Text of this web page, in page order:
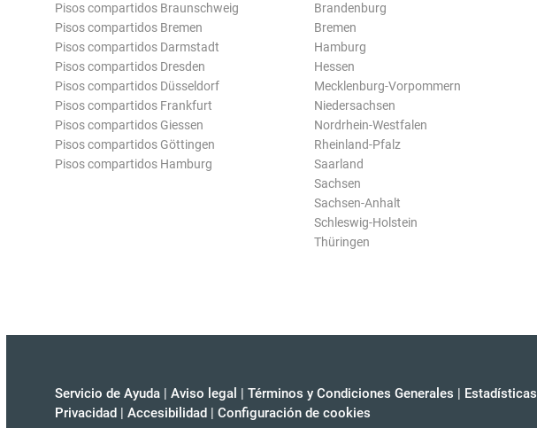
Pisos compartidos Braunschweig
Pisos compartidos Bremen
Pisos compartidos Darmstadt
Pisos compartidos Dresden
Pisos compartidos Düsseldorf
Pisos compartidos Frankfurt
Pisos compartidos Giessen
Pisos compartidos Göttingen
Pisos compartidos Hamburg
Brandenburg
Bremen
Hamburg
Hessen
Mecklenburg-Vorpommern
Niedersachsen
Nordrhein-Westfalen
Rheinland-Pfalz
Saarland
Sachsen
Sachsen-Anhalt
Schleswig-Holstein
Thüringen
Servicio de Ayuda | Aviso legal | Términos y Condiciones Generales | Estadísticas
Privacidad | Accesibilidad | Configuración de cookies